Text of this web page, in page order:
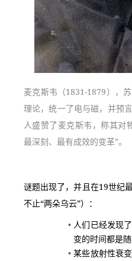
麦克斯韦（1831-1879），
理论，统一了电与磁，并预
人盛赞了麦克斯韦，称其对
最深刻、最有成效的变革”。
谜题出现了，并且在19世纪
不止“两朵乌云”）：
人们已经发现
变的时间都是随
某些放射性衰